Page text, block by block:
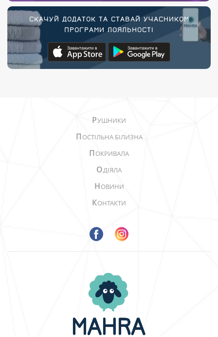
СКАЧУЙ ДОДАТОК ТА СТАВАЙ УЧАСНИКОМ
ПРОГРАМИ ЛОЯЛЬНОСТІ
РУШНИКИ
ПОСТІЛЬНА БІЛИЗНА
ПОКРИВАЛА
ОДІЯЛА
НОВИНИ
КОНТАКТИ